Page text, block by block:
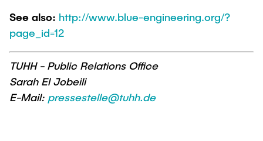
See also: http://www.blue-engineering.org/?
page_id=12
TUHH - Public Relations Office
Sarah El Jobeili
E-Mail: pressestelle@tuhh.de